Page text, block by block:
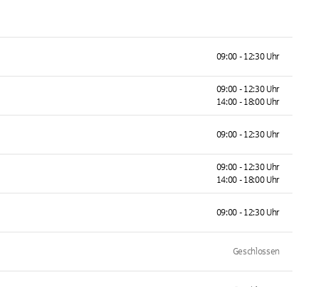
09:00 - 12:30 Uhr
09:00 - 12:30 Uhr
14:00 - 18:00 Uhr
09:00 - 12:30 Uhr
09:00 - 12:30 Uhr
14:00 - 18:00 Uhr
09:00 - 12:30 Uhr
Geschlossen